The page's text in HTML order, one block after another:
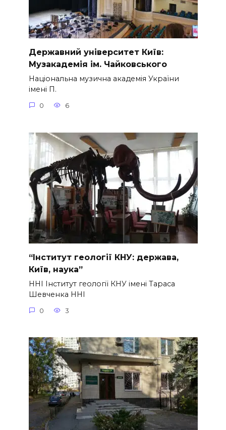
Державний університет Київ:
Музакадемія ім. Чайковського
Національна музична академія України
імені П.
0 6
“Інститут геології КНУ: держава,
Київ, наука”
ННІ Інститут геології КНУ імені Тараса
Шевченка ННІ
0 3